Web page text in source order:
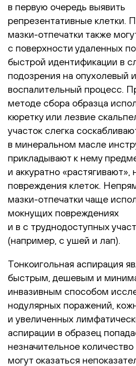
в первую очередь выявить
репрезентативные клетки.
мазки-отпечатки также
с поверхности удаленных
быстрой идентификации в
подозрения на опухолевый
воспалительный процесс.
методе сбора образца
кюретку или лезвие
участок слегка
в минеральном масле
прикладывают к нему
и аккуратно «растягивают»,
повреждения клеток.
мазки-отпечатки чаще
мокнущих повреждениях
и в с труднодоступных
(например, с ушей и лап).
Тонкоигольная аспирация
быстрым, дешевым и
инвазивным способом
нодулярных поражений,
и увеличенных
аспирации в образец
незначительное
могут оказаться